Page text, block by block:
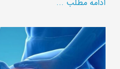
ادامه مطلب ...